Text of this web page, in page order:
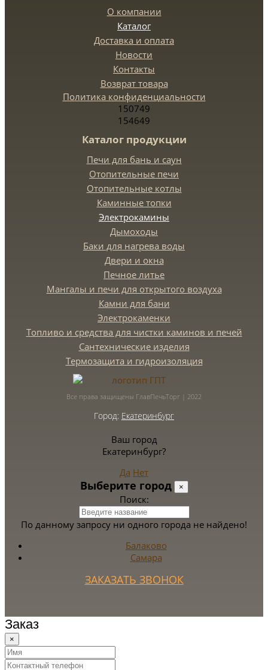
О компании
Каталог
Доставка и оплата
Новости
Контакты
Возврат товара
Политика конфиденциальности
150749
154649
Каталог продукции
Печи для бань и саун
Отопительные печи
Отопительные котлы
Каминные топки
Электрокамины
Дымоходы
Баки для нагрева воды
Двери и окна
Печное литье
Мангалы и печи для открытого воздуха
Камни для бани
Электрокаменки
Топливо и средства для чистки каминов и печей
Сантехнические изделия
Термозащита и гидроизоляция
Все права защищены ГлавПечьТорг | 2022
Город: Екатеринбург
Ваш город
Екатеринбург?
Да Нет
Выберите город ×
Поиск:
По данному запросу ни одного города не найдено!
Балаково
Самара
ЗАКАЗАТЬ ЗВОНОК
Заказ
×